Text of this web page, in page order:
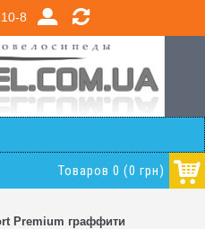
8
Товаров 0 (0 грн)
Premium граффити